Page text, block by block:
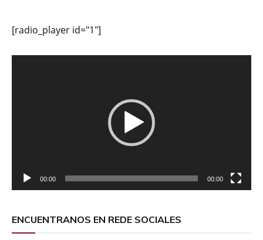
[radio_player id="1"]
00:00 00:00
ENCUENTRANOS EN REDE SOCIALES